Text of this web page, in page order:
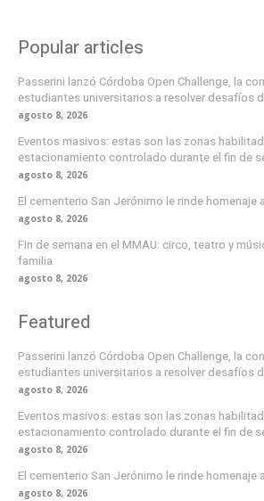
Popular articles
Passerini lanzó Córdoba Open Challenge, la
estudiantes universitarios a resolver desafíos
agosto 8, 2026
Eventos masivos: estas son las zonas
estacionamiento controlado durante el fin de
agosto 8, 2026
El cementerio San Jerónimo le rinde homenaje
agosto 8, 2026
Fin de semana en el MMAU: circo, teatro y
familia
agosto 8, 2026
Featured
Passerini lanzó Córdoba Open Challenge, la
estudiantes universitarios a resolver desafíos
agosto 8, 2026
Eventos masivos: estas son las zonas
estacionamiento controlado durante el fin de
agosto 8, 2026
El cementerio San Jerónimo le rinde homenaje
agosto 8, 2026